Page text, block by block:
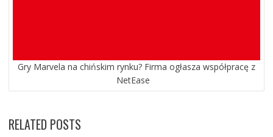
Gry Marvela na chińskim rynku? Firma ogłasza współpracę z
NetEase
RELATED POSTS